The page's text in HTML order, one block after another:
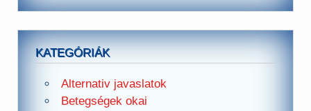
KATEGÓRIÁK
Alternativ javaslatok
Betegségek okai